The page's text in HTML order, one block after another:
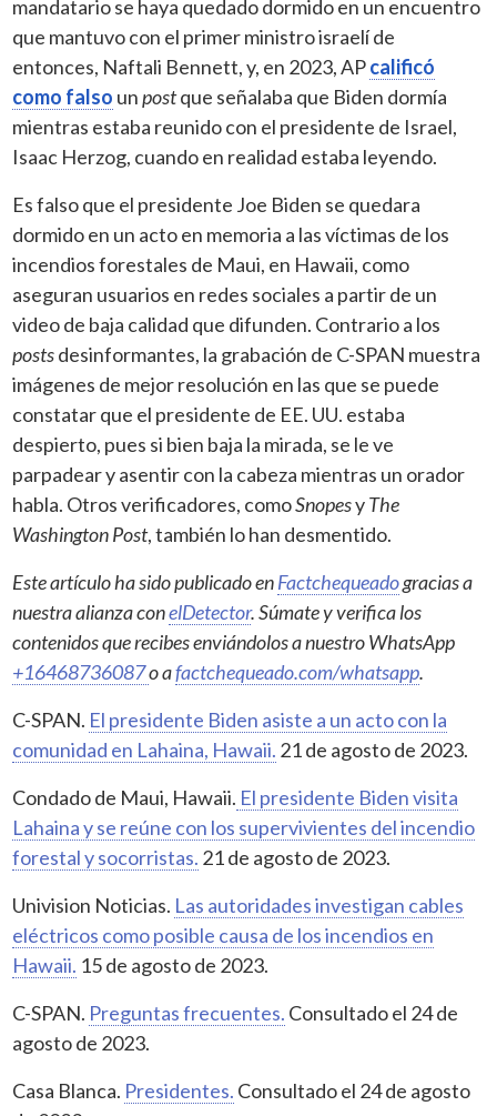
mandatario se haya quedado dormido en un encuentro
que mantuvo con el primer ministro israelí de
entonces, Naftali Bennett, y, en 2023, APcalificó
como falso unpostque señalaba que Biden dormía
mientras estaba reunido con el presidente de Israel,
Isaac Herzog, cuando en realidad estaba leyendo.
Es falso que el presidente Joe Biden se quedara
dormido en un acto en memoria a las víctimas de los
incendios forestales de Maui, en Hawaii, como
aseguran usuarios en redes sociales a partir de un
video de baja calidad que difunden. Contrario a los
postsdesinformantes, la grabación de C-SPAN muestra
imágenes de mejor resolución en las que se puede
constatar que el presidente de EE. UU. estaba
despierto, pues si bien baja la mirada, se le ve
parpadear y asentir con la cabeza mientras un orador
habla. Otros verificadores, comoSnopesyThe
Washington Post, también lo han desmentido.
Este artículo ha sido publicado enFactchequeadogracias a
nuestra alianza conelDetector. Súmate y verifica los
contenidos que recibes enviándolos a nuestro WhatsApp
+16468736087o afactchequeado.com/whatsapp.
C-SPAN. El presidente Biden asiste a un acto con la
comunidad en Lahaina, Hawaii. 21 de agosto de 2023.
Condado de Maui, Hawaii. El presidente Biden visita
Lahaina y se reúne con los supervivientes del incendio
forestal y socorristas. 21 de agosto de 2023.
Univision Noticias. Las autoridades investigan cables
eléctricos como posible causa de los incendios en
Hawaii. 15 de agosto de 2023.
C-SPAN. Preguntas frecuentes. Consultado el 24 de
agosto de 2023.
Casa Blanca. Presidentes. Consultado el 24 de agosto